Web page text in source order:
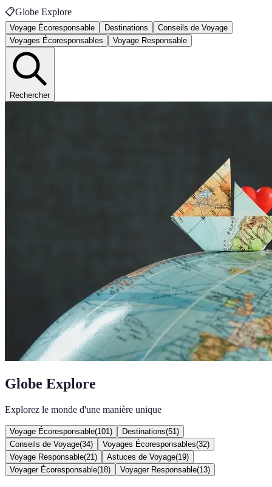
📋Globe Explore
Voyage Écoresponsable Destinations
Conseils de Voyage
Voyages Écoresponsables
Voyage Responsable
Rechercher
Globe Explore
Explorez le monde d'une manière unique
Voyage Écoresponsable(101 ) Destinations(51 )
Conseils de Voyage(34) Voyages Écoresponsables(32)
Voyage Responsable(21 ) Astuces de Voyage(19)
Voyager Écoresponsable(18) Voyager Responsable(13)